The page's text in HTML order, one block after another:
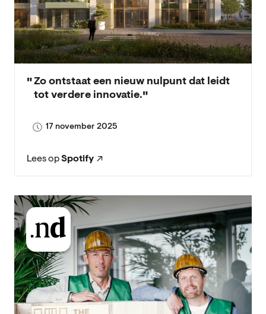
Zo ontstaat een nieuw nulpunt dat leidt
tot verdere innovatie.
17 november 2025
Lees opSpotify